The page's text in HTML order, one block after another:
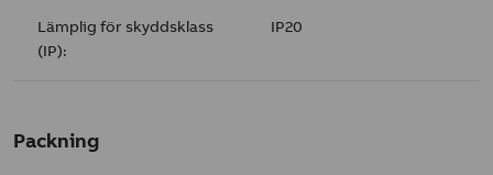
Lämplig för skyddsklass
(IP):
IP20
Packning